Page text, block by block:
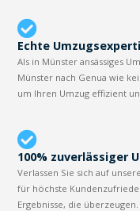
Echte
Als in Münster ansässiges
Münster nach Genua wie
um Ihren Umzug effizient
100% zuverlässiger
Verlassen Sie sich auf
für höchste
Ergebnisse, die überzeugen.